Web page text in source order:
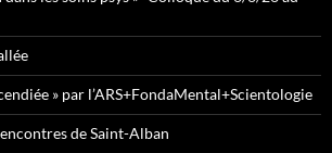
» par l’ARS+FondaMental+Scientologie
de Saint-Alban